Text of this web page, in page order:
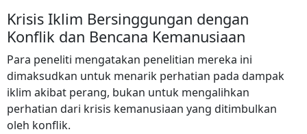
Krisis Iklim Bersinggungan dengan
Konflik dan Bencana Kemanusiaan
Para peneliti mengatakan penelitian mereka ini
dimaksudkan untuk menarik perhatian pada dampak
iklim akibat perang, bukan untuk mengalihkan
perhatian dari krisis kemanusiaan yang ditimbulkan
oleh konflik.